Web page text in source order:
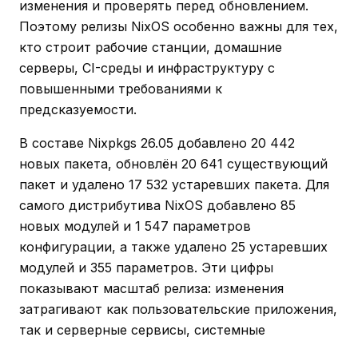
изменения и проверять перед обновлением.
Поэтому релизы NixOS особенно важны для тех,
кто строит рабочие станции, домашние
серверы, CI-среды и инфраструктуру с
повышенными требованиями к
предсказуемости.
В составе Nixpkgs 26.05 добавлено 20 442
новых пакета, обновлён 20 641 существующий
пакет и удалено 17 532 устаревших пакета. Для
самого дистрибутива NixOS добавлено 85
новых модулей и 1 547 параметров
конфигурации, а также удалено 25 устаревших
модулей и 355 параметров. Эти цифры
показывают масштаб релиза: изменения
затрагивают как пользовательские приложения,
так и серверные сервисы, системные